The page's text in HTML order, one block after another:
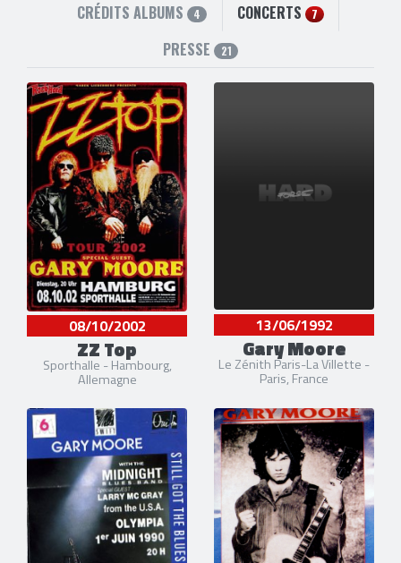
CRÉDITS ALBUMS 4 CONCERTS 7
PRESSE 21
08/10/2002
ZZ Top
Sporthalle - Hambourg,
Allemagne
13/06/1992
Gary Moore
Le Zénith Paris-La Villette -
Paris, France